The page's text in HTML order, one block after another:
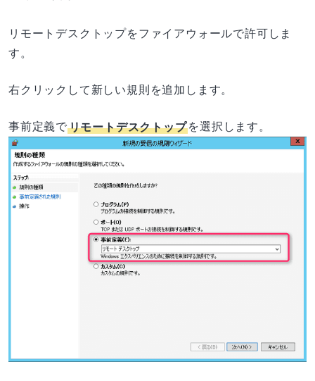
リモートデスクトップをファイアウォールで許可しま
す。
右クリックして新しい規則を追加します。
事前定義でリモートデスクトップ を選択します。